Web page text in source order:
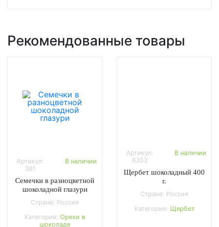
Рекомендованные товары
Артикул:
381
В наличии
Семечки в разноцветной
шоколадной глазури
Страна: Россия
Категория: Орехи в
шоколаде
Артикул:
8353
В наличии
Щербет шоколадный 400
г.
Страна: Россия
Категория: Щербет